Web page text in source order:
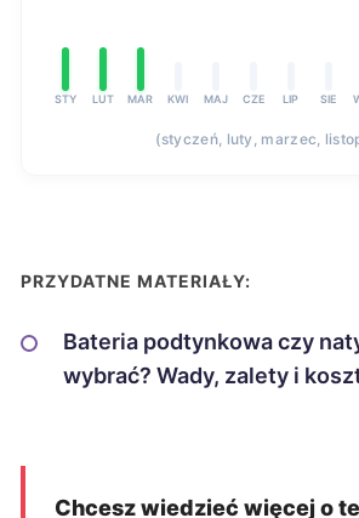
STY LUT MAR KWI MAJ CZE LIP SIE
(styczeń, luty, marzec,
PRZYDATNE MATERIAŁY:
Bateria podtynkowa czy
wybrać? Wady, zalety i
Chcesz wiedzieć więcej o